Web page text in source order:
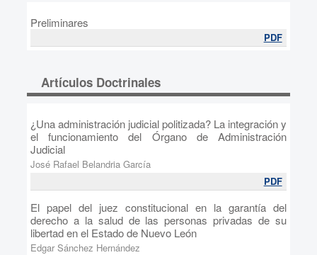
Preliminares
PDF
Artículos Doctrinales
¿Una administración judicial politizada? La integración y
el funcionamiento del Órgano de Administración
Judicial
José Rafael Belandria García
PDF
El papel del juez constitucional en la garantía del
derecho a la salud de las personas privadas de su
libertad en el Estado de Nuevo León
Edgar Sánchez Hernández